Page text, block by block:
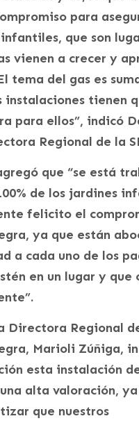
para
que son
vienen a crecer y
tema del gas es
instalaciones tienen
para ellos”, indicó
Regional de la
que “se está
de los jardines
felicito el
ya que están
a cada uno de los
en un lugar y que
Directora Regional
Marioli Zúñiga,
esta instalación
alta valoración, ya
que nuestros